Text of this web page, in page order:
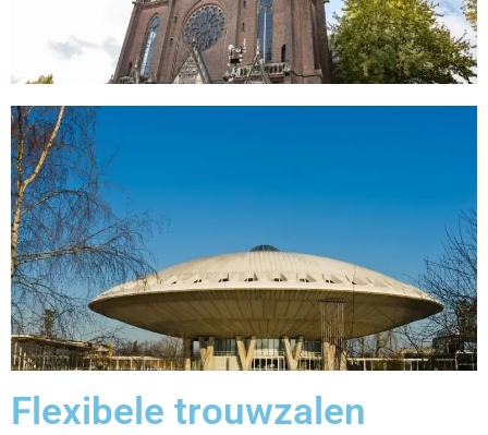
Flexibele trouwzalen